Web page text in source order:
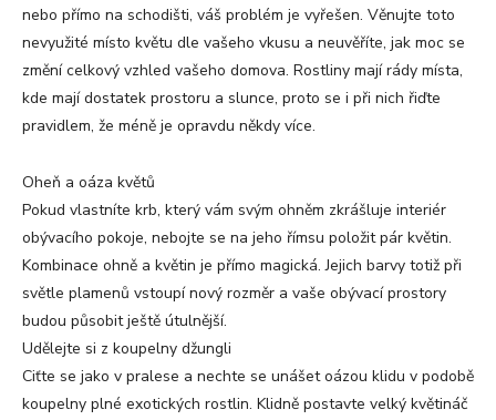
nebo přímo na schodišti, váš problém je vyřešen. Věnujte toto
nevyužité místo květu dle vašeho vkusu a neuvěříte, jak moc se
změní celkový vzhled vašeho domova. Rostliny mají rády místa,
kde mají dostatek prostoru a slunce, proto se i při nich řiďte
pravidlem, že méně je opravdu někdy více.
Oheň a oáza květů
Pokud vlastníte krb, který vám svým ohněm zkrášluje interiér
obývacího pokoje, nebojte se na jeho římsu položit pár květin.
Kombinace ohně a květin je přímo magická. Jejich barvy totiž při
světle plamenů vstoupí nový rozměr a vaše obývací prostory
budou působit ještě útulnější.
Udělejte si z koupelny džungli
Ciťte se jako v pralese a nechte se unášet oázou klidu v podobě
koupelny plné exotických rostlin. Klidně postavte velký květináč